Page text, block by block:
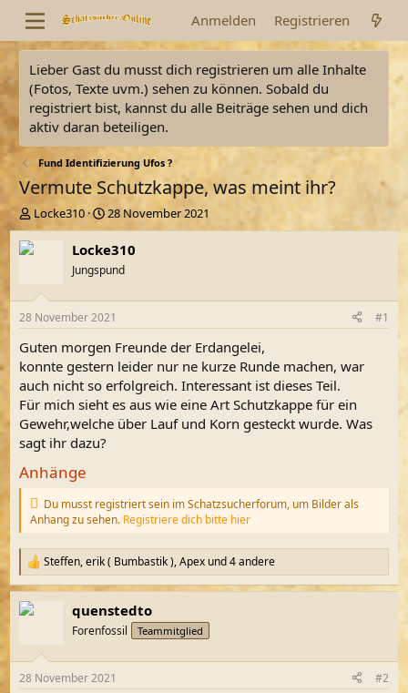
Anmelden Registrieren
Lieber Gast du musst dich registrieren um alle Inhalte
(Fotos, Texte uvm.) sehen zu können. Sobald du
registriert bist, kannst du alle Beiträge sehen und dich
aktiv daran beteiligen.
Fund Identifizierung Ufos ?
Vermute Schutzkappe, was meint ihr?
E
r
s
l
e
r
Locke310
E
r
s
e
l
t
a
28 November 2021
Locke310
Jungspund
28 November 2021 #1
Guten morgen Freunde der Erdangelei,
konnte gestern leider nur ne kurze Runde machen, war
auch nicht so erfolgreich. Interessant ist dieses Teil.
Für mich sieht es aus wie eine Art Schutzkappe für ein
Gewehr,welche über Lauf und Korn gesteckt wurde. Was
sagt ihr dazu?
Anhänge
Du musst registriert sein im Schatzsucherforum, um Bilder als
Anhang zu sehen. Registriere dich bitte hier
R
e
a
k
e
Steffen,erik ( Bumbastik ),Apex und 4 andere
quenstedto
Forenfossil Teammitglied
28 November 2021 #2